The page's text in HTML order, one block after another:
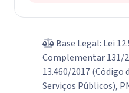
Base Legal: Lei
Complementar 131/
13.460/2017 (Código
Serviços Públicos),